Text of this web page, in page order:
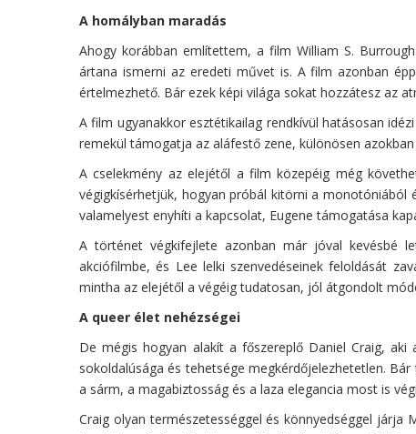
A homályban maradás
Ahogy korábban említettem, a film William S.
ártana ismerni az eredeti művet is. A film azonban
értelmezhető. Bár ezek képi világa sokat hozzátesz az
A film ugyanakkor esztétikailag rendkívül hatásosan
remekül támogatja az aláfestő zene, különösen
A cselekmény az elejétől a film közepéig még
végigkísérhetjük, hogyan próbál kitörni a monotóniából
valamelyest enyhíti a kapcsolat, Eugene támogatása
A történet végkifejlete azonban már jóval kevésbé
akciófilmbe, és Lee lelki szenvedéseinek feloldását
mintha az elejétől a végéig tudatosan, jól átgondolt
A queer élet nehézségei
De mégis hogyan alakít a főszereplő Daniel Craig,
sokoldalúsága és tehetsége megkérdőjelezhetetlen.
a sárm, a magabiztosság és a laza elegancia most is
Craig olyan természetességgel és könnyedséggel